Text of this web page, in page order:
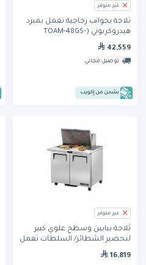
غير متوفر
ثلاجة بجوانب زجاجية تعمل بمبرد
هيدروكربوني (TOAM-48GS-
HC~TSL01) من ترو
42,559
توصيل مجاني
يشحن من إكويب
غير متوفر
ثلاجة ببابين وسطح علوي كبير
لتحضير الشطائر/ السلطات تعمل
B-HC) من ترو
16,819